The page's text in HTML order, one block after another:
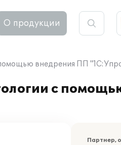
О продукции
внедрения ПП
с
Партнер,